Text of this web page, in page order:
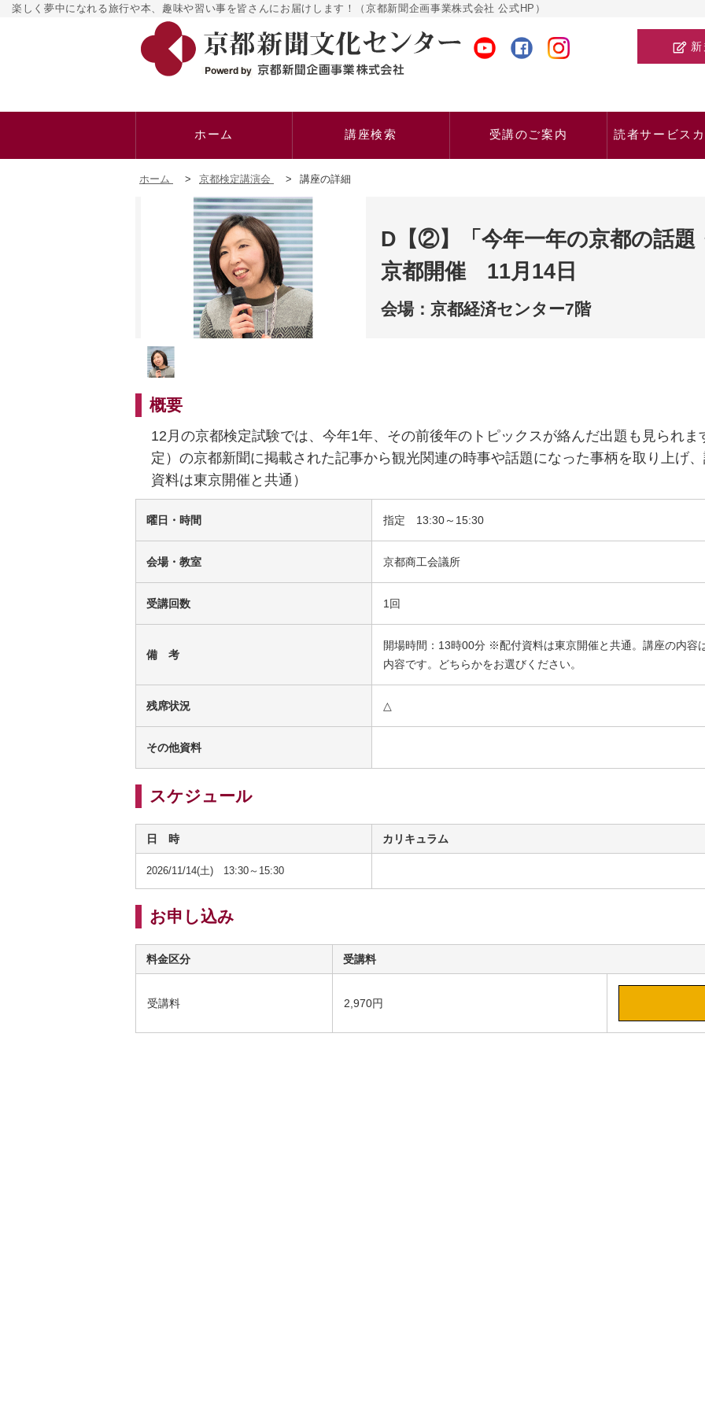
楽しく夢中になれる旅行や本、趣味や習い事を皆さんにお届けします！（京都新聞企画事業株式会社 公式HP）
ホーム 講座検索 受講のご案内 読者サービス
ホーム > 京都検定講演会 > 講座の詳細
D【②】「今年一年の京都の話
京都開催 11月14日
会場：京都経済センター7階
概要
12月の京都検定試験では、今年1年、その前後年のトピックスが絡んだ出題も見られ
定）の京都新聞に掲載された記事から観光関連の時事や話題になった事柄を取り上げ
資料は東京開催と共通）
曜日・時間 指定 13:30～15:30
会場・教室 京都商工会議所
受講回数 1回
備 考
開場時間：13時00分 ※配付資料は東京開催と共通。講座の内
内容です。どちらかをお選びください。
残席状況 △
その他資料
スケジュール
日 時 カリキュラム
2026/11/14(土) 13:30～15:30
お申し込み
料金区分 受講料
受講料 2,970円